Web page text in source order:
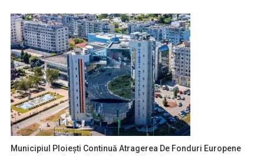
Municipiul Ploiești Continuă Atragerea De Fonduri Europene